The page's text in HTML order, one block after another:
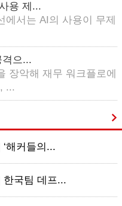
용 제...
서는 AI의 사용이 무제
격으...
장악해 재무 워크플로에
...
해커들의...
국팀 데프...